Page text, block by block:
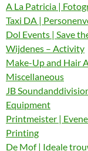
A La Patricia |
Taxi DA |
Dol Events | Save
Wijdenes – Activity
Make-Up and Hair
Miscellaneous
JB
Equipment
Printmeister |
Printing
De Mof | Ideale